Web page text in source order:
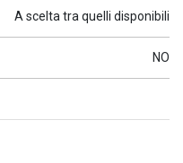
A scelta tra quelli disponibili
NO